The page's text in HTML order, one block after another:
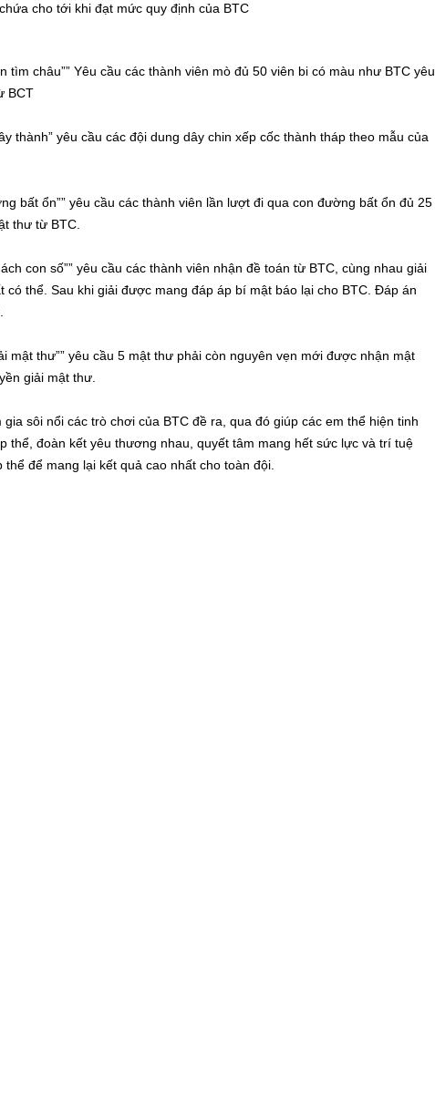
cho tới khi đạt mức quy định của BTC
tìm châu”” Yêu cầu các thành viên mò đủ 50 viên bi có màu như BTC yêu
BCT
thành” yêu cầu các đội dung dây chin xếp cốc thành tháp theo mẫu của
bất ổn”” yêu cầu các thành viên lần lượt đi qua con đường bất ổn đủ 25
thư từ BTC.
con số”” yêu cầu các thành viên nhận đề toán từ BTC, cùng nhau giải
có thể. Sau khi giải được mang đáp áp bí mật báo lại cho BTC. Đáp án
mật thư”” yêu cầu 5 mật thư phải còn nguyên vẹn mới được nhận mật
giải mật thư.
gia sôi nổi các trò chơi của BTC đề ra, qua đó giúp các em thể hiện tinh
thể, đoàn kết yêu thương nhau, quyết tâm mang hết sức lực và trí tuệ
để mang lại kết quả cao nhất cho toàn đội.